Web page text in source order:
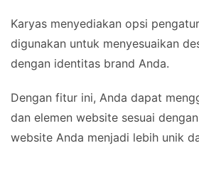
Karyas menyediakan opsi
digunakan untuk menyesuaikan
dengan identitas brand Anda.
Dengan fitur ini, Anda dapat
dan elemen website sesuai
website Anda menjadi lebih unik